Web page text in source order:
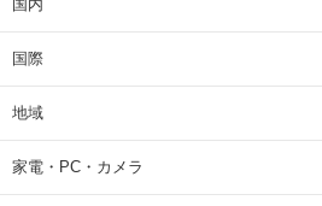
国内
国際
地域
家電・PC・カメラ